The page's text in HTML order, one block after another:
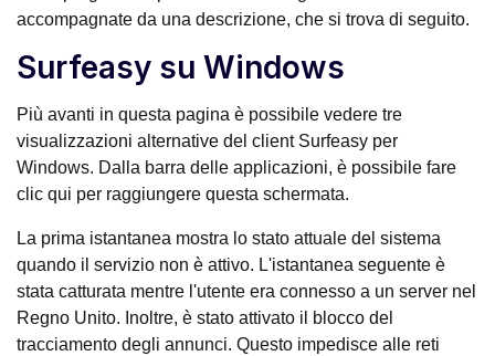
accompagnate da una descrizione, che si trova di seguito.
Surfeasy su Windows
Più avanti in questa pagina è possibile vedere tre
visualizzazioni alternative del client Surfeasy per
Windows. Dalla barra delle applicazioni, è possibile fare
clic qui per raggiungere questa schermata.
La prima istantanea mostra lo stato attuale del sistema
quando il servizio non è attivo. L'istantanea seguente è
stata catturata mentre l'utente era connesso a un server nel
Regno Unito. Inoltre, è stato attivato il blocco del
tracciamento degli annunci. Questo impedisce alle reti